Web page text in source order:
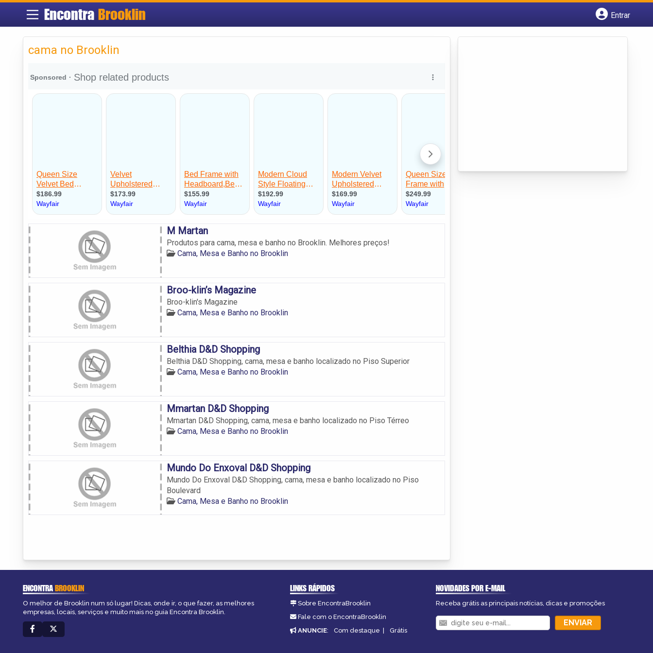
Encontra Brooklin
Entrar
cama no Brooklin
M Martan
Produtos para cama, mesa e banho no Brooklin. Melhores preços!
Cama, Mesa e Banho no Brooklin
Broo-klin’s Magazine
Broo-klin's Magazine
Cama, Mesa e Banho no Brooklin
Belthia D&D Shopping
Belthia D&D Shopping, cama, mesa e banho localizado no Piso Superior
Cama, Mesa e Banho no Brooklin
Mmartan D&D Shopping
Mmartan D&D Shopping, cama, mesa e banho localizado no Piso Térreo
Cama, Mesa e Banho no Brooklin
Mundo Do Enxoval D&D Shopping
Mundo Do Enxoval D&D Shopping, cama, mesa e banho localizado no Piso
Boulevard
Cama, Mesa e Banho no Brooklin
ENCONTRABROOKLIN
O melhor de Brooklin num só lugar! Dicas, onde ir, o que fazer, as melhores
empresas, locais, serviços e muito mais no guia Encontra Brooklin.
LINKS RÁPIDOS
Sobre EncontraBrooklin
Fale com o EncontraBrooklin
ANUNCIE: Com destaque | Grátis
NOVIDADES POR E-MAIL
Receba grátis as principais notícias, dicas e promoções